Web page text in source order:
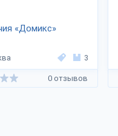
«Домикс»
3
0 отзывов